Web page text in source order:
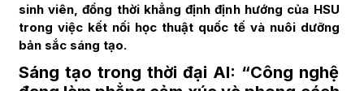
sinh viên, đồng thời khẳng định định hướng của HSU
trong việc kết nối học thuật quốc tế và nuôi dưỡng
bản sắc sáng tạo.
Sáng tạo trong thời đại AI: “Công nghệ